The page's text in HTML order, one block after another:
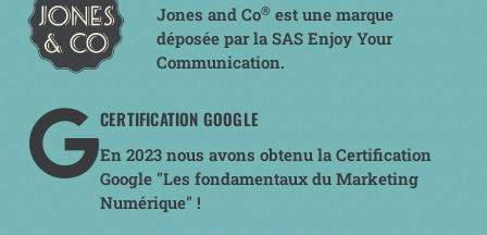
Jones and Co® est une marque
déposée par la SAS Enjoy Your
Communication.
CERTIFICATION GOOGLE
En 2023 nous avons obtenu la Certification
Google "Les fondamentaux du Marketing
Numérique" !